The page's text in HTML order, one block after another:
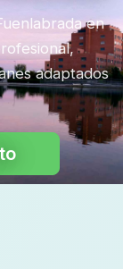
en
adaptados